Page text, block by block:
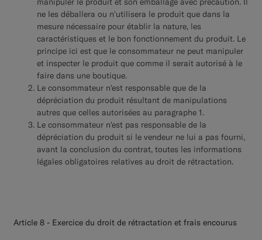
ne les déballera ou n'utilisera le produit que dans la
mesure nécessaire pour établir la nature, les
caractéristiques et le bon fonctionnement du produit. Le
principe ici est que le consommateur ne peut manipuler
et inspecter le produit que comme il serait autorisé à le
faire dans une boutique.
Le consommateur n'est responsable que de la
dépréciation du produit résultant de manipulations
autres que celles autorisées au paragraphe 1.
Le consommateur n'est pas responsable de la
dépréciation du produit si le vendeur ne lui a pas fourni,
avant la conclusion du contrat, toutes les informations
légales obligatoires relatives au droit de rétractation.
Article 8 - Exercice du droit de rétractation et frais encourus